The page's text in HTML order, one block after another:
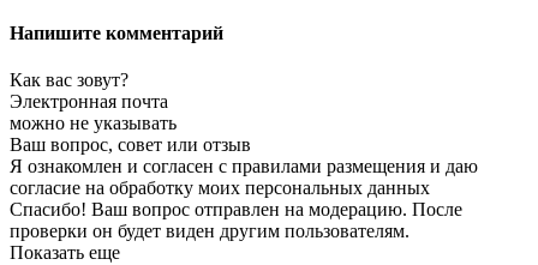
Напишите комментарий
Как вас зовут?
Электронная почта
можно не указывать
Ваш вопрос, совет или отзыв
Я ознакомлен и согласен с правилами размещения и даю
согласие на обработку моих персональных данных
Спасибо! Ваш вопрос отправлен на модерацию. После
проверки он будет виден другим пользователям.
Показать еще